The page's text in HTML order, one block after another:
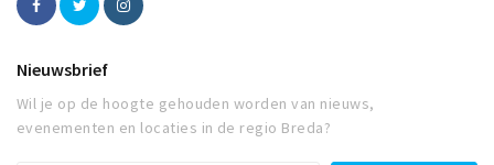
Nieuwsbrief
Wil je op de hoogte gehouden worden van nieuws,
evenementen en locaties in de regio Breda?